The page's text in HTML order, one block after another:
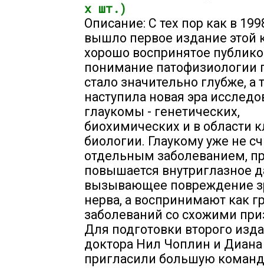
х шт.)
Описание: С тех пор как в
вышло первое издание этой
хорошо воспринятое
понимание патофизиологии
стало значительно глубже, а
наступила новая эра
глаукомы - генетических,
биохимических и в области
биологии. Глаукому уже не
отдельным заболеванием,
повышается внутриглазное
вызывающее повреждение
нерва, а воспринимают как
заболеваний со схожими
Для подготовки второго
доктора Нил Чоплин и
пригласили большую